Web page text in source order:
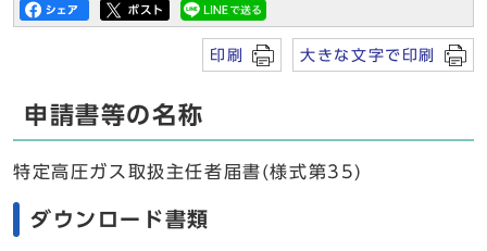
印刷 大きな文字で印刷
申請書等の名称
特定高圧ガス取扱主任者届書(様式第35)
ダウンロード書類